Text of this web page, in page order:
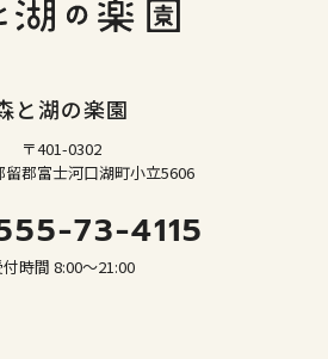
と湖の楽園
〒401-0302
留郡富士河口湖町小立5606
73-4115
付時間 8:00～21:00